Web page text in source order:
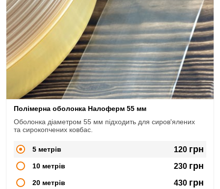
Полімерна оболонка Налоферм 55 мм
Оболонка діаметром 55 мм підходить для сиров'ялених
та сирокопчених ковбас.
5 метрів 120 грн
10 метрів 230 грн
20 метрів 430 грн